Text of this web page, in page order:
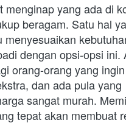
menginap yang ada di
beragam. Satu hal
menyesuaikan
dengan opsi-opsi ini.
orang-orang yang ingin
dan ada pula yang
sangat murah.
tepat akan membuat